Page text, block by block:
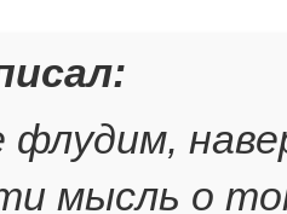
мысль о